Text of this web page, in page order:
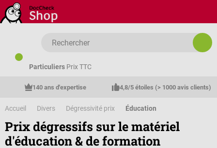
Passer au contenu principal
Particuliers Prix TTC
140 ans d'expertise 4,8/5 étoiles (> 1000 avis clients)
Accueil Divers Dégressivité prix Éducation
Prix dégressifs sur le matériel
d'éducation & de formation